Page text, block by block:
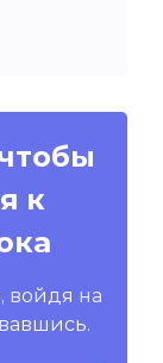
к
войдя на